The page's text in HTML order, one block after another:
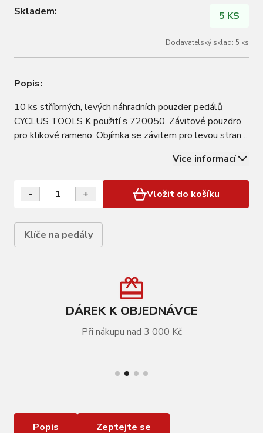
Skladem: 5 KS
Dodavatelský sklad: 5 ks
Popis:
10 ks stříbrných, levých náhradních pouzder pedálů
CYCLUS TOOLS K použití s 720050. Závitové pouzdro
pro klikové rameno. Objímka se závitem pro levou stranu
Více informací
- + Vložit do košíku
Klíče na pedály
DÁREK K OBJEDNÁVCE
Při nákupu nad 3 000 Kč
Závitová vložka CYCLUS TOOLS pro pedály
Popis Zeptejte se